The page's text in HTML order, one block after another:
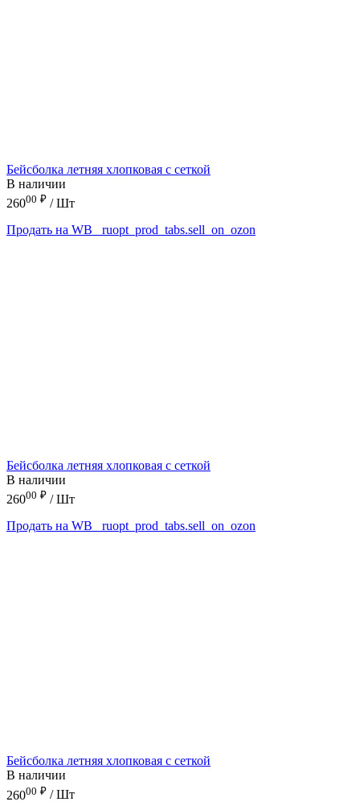
Бейсболка летняя хлопковая с сеткой
В наличии
26000 ₽ / Шт
Продать на WB
_ruopt_prod_tabs.sell_on_ozon
Бейсболка летняя хлопковая с сеткой
В наличии
26000 ₽ / Шт
Продать на WB
_ruopt_prod_tabs.sell_on_ozon
Бейсболка летняя хлопковая с сеткой
В наличии
26000 ₽ / Шт